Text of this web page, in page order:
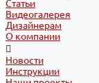
Статьи
Видеогалерея
Дизайнерам
О компании
Новости
Инструкции